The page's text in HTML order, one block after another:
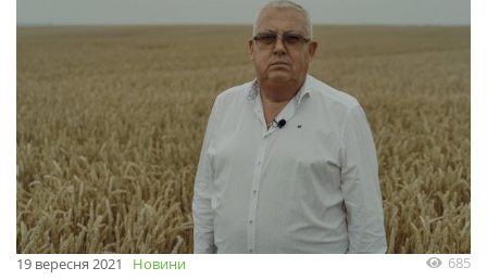
19 вересня 2021 Новини 685